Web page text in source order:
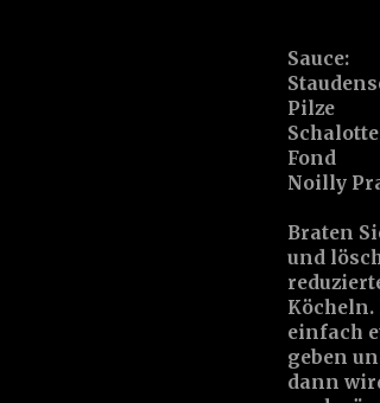
Sauce:
Pilze
Fond
Noilly
Braten
und
einfach
geben
dann